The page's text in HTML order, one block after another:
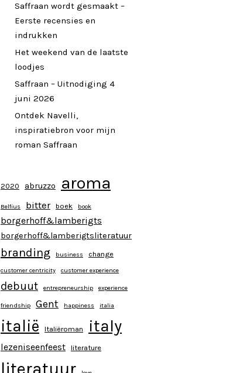
Saffraan wordt gesmaakt –
Eerste recensies en
indrukken
Het weekend van de laatste
loodjes
Saffraan – Uitnodiging 4
juni 2026
Ontdek Navelli,
inspiratiebron voor mijn
roman Saffraan
2020 abruzzo aroma
Belfius bitter boek book
borgerhoff&lamberigts
borgerhoff&lamberigtsliteratuur
branding business change
customer centricity customer experience
debuut entrepreneurship experience
friendship Gent happiness italia
italië Italiëroman italy
lezeniseenfeest literature